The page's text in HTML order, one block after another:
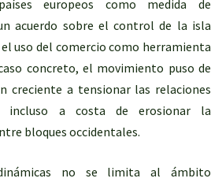
europeos como medida de
acuerdo sobre el control de la isla
uso del comercio como herramienta
concreto, el movimiento puso de
creciente a tensionar las relaciones
incluso a costa de erosionar la
bloques occidentales.
no se limita al ámbito